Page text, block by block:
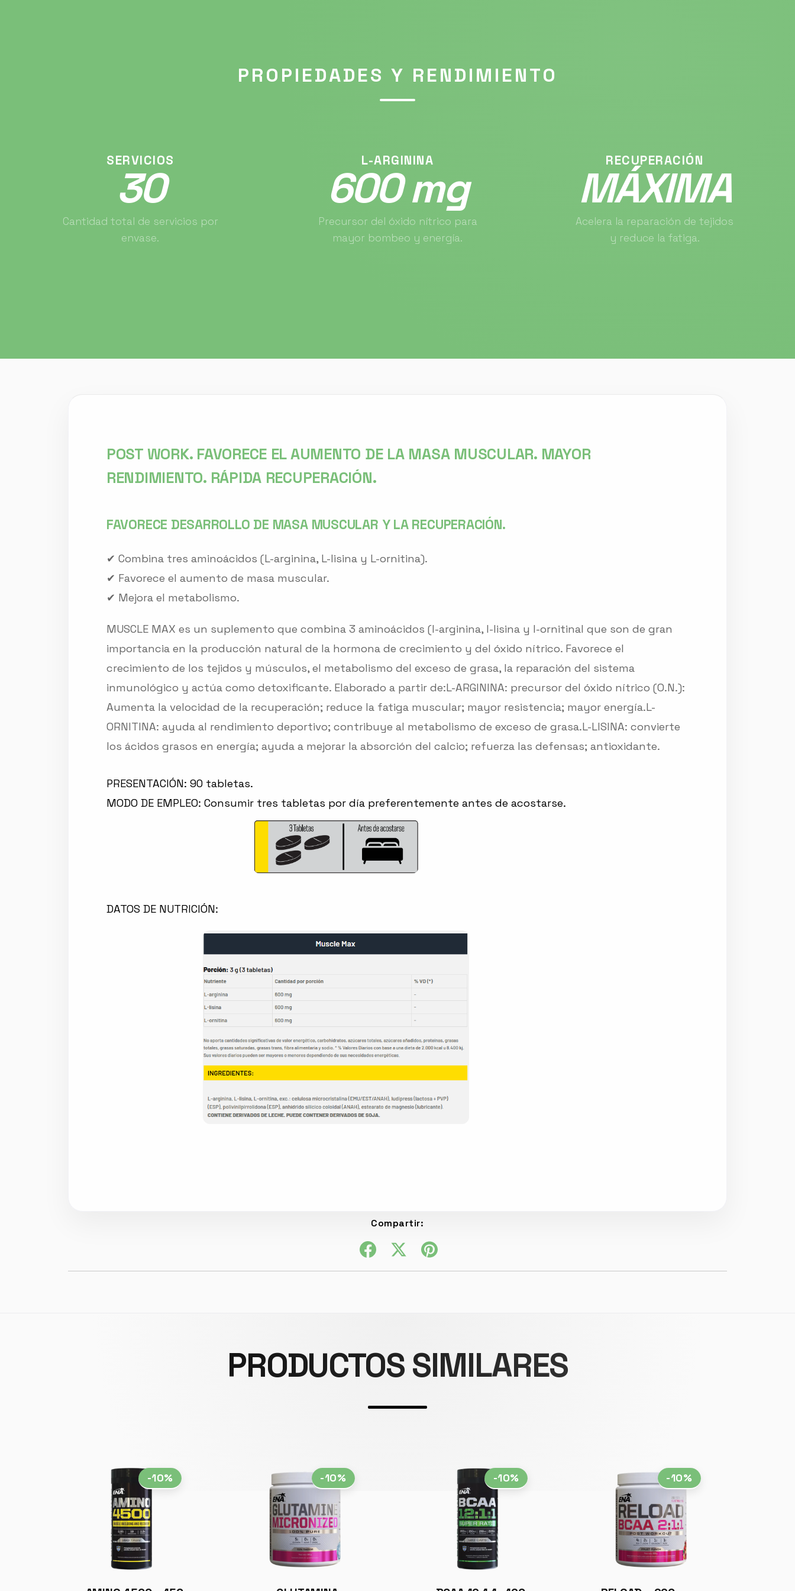
PROPIEDADES Y RENDIMIENTO
SERVICIOS
30
Cantidad total de servicios por
envase.
L-ARGININA
600 mg
Precursor del óxido nítrico para
mayor bombeo y energía.
RECUPERACIÓN
MÁXIMA
Acelera la reparación de tejidos
y reduce la fatiga.
POST WORK. FAVORECE EL AUMENTO DE LA MASA MUSCULAR. MAYOR
RENDIMIENTO. RÁPIDA RECUPERACIÓN.
FAVORECE DESARROLLO DE MASA MUSCULAR Y LA RECUPERACIÓN.
✔ Combina tres aminoácidos (L-arginina, L-lisina y L-ornitina).
✔ Favorece el aumento de masa muscular.
✔ Mejora el metabolismo.
MUSCLE MAX es un suplemento que combina 3 aminoácidos (l-arginina, l-Iisina y l-ornitinal que son de gran
importancia en la producción natural de la hormona de crecimiento y del óxido nítrico. Favorece el
crecimiento de los tejidos y músculos, el metabolismo del exceso de grasa, la reparación del sistema
inmunológico y actúa como detoxificante. Elaborado a partir de:L-ARGININA: precursor del óxido nítrico (O.N.):
Aumenta la velocidad de la recuperación; reduce la fatiga muscular; mayor resistencia; mayor energía.L-
ORNITINA: ayuda al rendimiento deportivo; contribuye al metabolismo de exceso de grasa.L-LISINA: convierte
los ácidos grasos en energía; ayuda a mejorar la absorción del calcio; refuerza las defensas; antioxidante.
PRESENTACIÓN: 90 tabletas.
MODO DE EMPLEO: Consumir tres tabletas por día preferentemente antes de acostarse.
DATOS DE NUTRICIÓN:
Compartir:
PRODUCTOS SIMILARES
-10% -10% -10% -10%